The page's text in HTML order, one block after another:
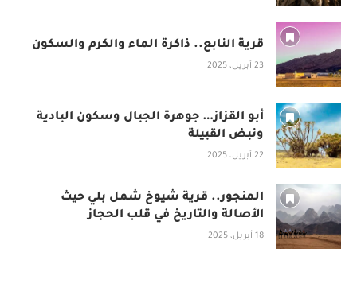
قرية النابع.. ذاكرة الماء والكرم والسكون
23 أبريل، 2025
أبو القزاز… جوهرة الجبال وسكون البادية
ونبض القبيلة
22 أبريل، 2025
المنجور.. قرية شيوخ شمل بلي حيث
الأصالة والتاريخ في قلب الحجاز
18 أبريل، 2025